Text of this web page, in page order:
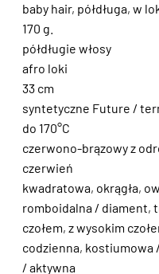
baby hair, półdługa, w
170 g.
półdługie włosy
afro loki
33 cm
syntetyczne Future /
do 170°C
czerwono-brązowy z
czerwień
kwadratowa, okrągła,
romboidalna / diament,
czołem, z wysokim
codzienna, kostiumowa
/ aktywna